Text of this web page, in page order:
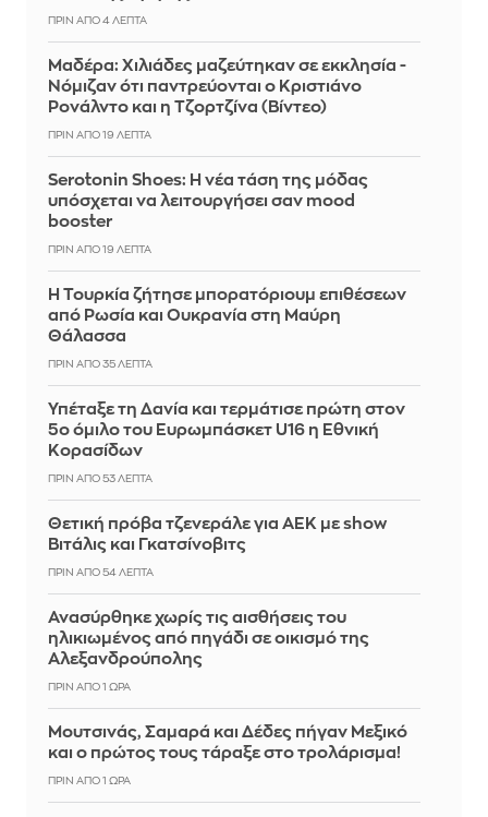
ΠΡΙΝ ΑΠΌ 4 ΛΕΠΤΆ
Μαδέρα: Χιλιάδες μαζεύτηκαν σε εκκλησία -
Νόμιζαν ότι παντρεύονται ο Κριστιάνο
Ρονάλντο και η Τζορτζίνα (Βίντεο)
ΠΡΙΝ ΑΠΌ 19 ΛΕΠΤΆ
Serotonin Shoes: Η νέα τάση της μόδας
υπόσχεται να λειτουργήσει σαν mood
booster
ΠΡΙΝ ΑΠΌ 19 ΛΕΠΤΆ
Η Τουρκία ζήτησε μπορατόριουμ επιθέσεων
από Ρωσία και Ουκρανία στη Μαύρη
Θάλασσα
ΠΡΙΝ ΑΠΌ 35 ΛΕΠΤΆ
Υπέταξε τη Δανία και τερμάτισε πρώτη στον
5ο όμιλο του Ευρωμπάσκετ U16 η Εθνική
Κορασίδων
ΠΡΙΝ ΑΠΌ 53 ΛΕΠΤΆ
Θετική πρόβα τζενεράλε για ΑΕΚ με show
Βιτάλις και Γκατσίνοβιτς
ΠΡΙΝ ΑΠΌ 54 ΛΕΠΤΆ
Ανασύρθηκε χωρίς τις αισθήσεις του
ηλικιωμένος από πηγάδι σε οικισμό της
Αλεξανδρούπολης
ΠΡΙΝ ΑΠΌ 1 ΏΡΑ
Μουτσινάς, Σαμαρά και Δέδες πήγαν Μεξικό
και ο πρώτος τους τάραξε στο τρολάρισμα!
ΠΡΙΝ ΑΠΌ 1 ΏΡΑ